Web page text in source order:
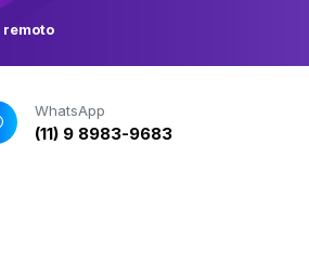
WhatsApp
(11) 9 8983-9683